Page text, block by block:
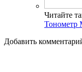
Читайте
Тонометр
Добавить